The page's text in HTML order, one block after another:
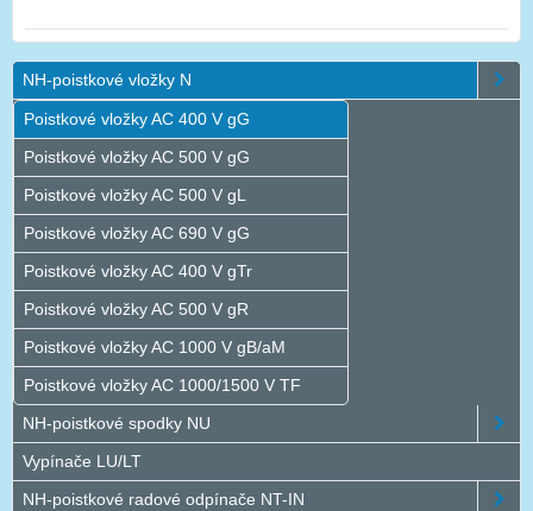
NH-poistkové vložky N
Poistkové vložky AC 400 V gG
Poistkové vložky AC 500 V gG
Poistkové vložky AC 500 V gL
Poistkové vložky AC 690 V gG
Poistkové vložky AC 400 V gTr
Poistkové vložky AC 500 V gR
Poistkové vložky AC 1000 V gB/aM
Poistkové vložky AC 1000/1500 V TF
NH-poistkové spodky NU
Vypínače LU/LT
NH-poistkové radové odpínače NT-IN